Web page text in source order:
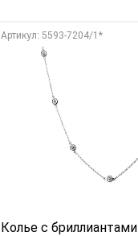
Aртикул: 5593-7204/1*
Колье с бриллиантами